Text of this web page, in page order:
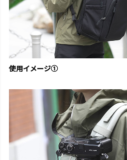
使用イメージ①